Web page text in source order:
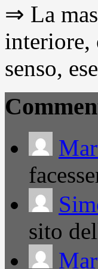
⇒ La
interiore,
senso,
sito